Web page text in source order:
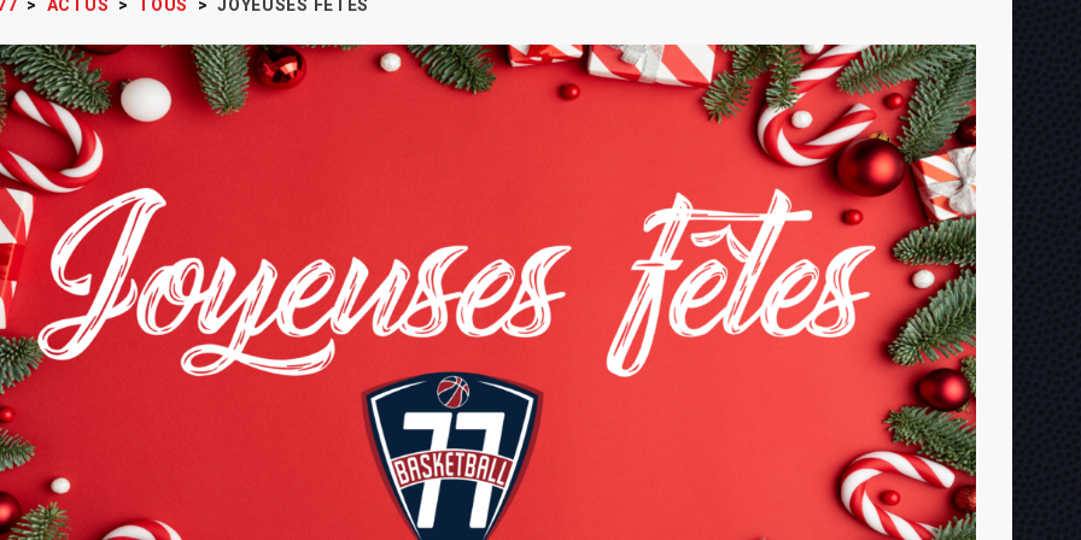
> ACTUS > TOUS > JOYEUSES FÊTES